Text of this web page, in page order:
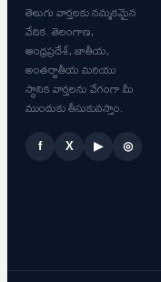
తెలుగు వార్తలకు నమ్మకమైన
వేదిక. తెలంగాణ,
ఆంధ్రప్రదేశ్, జాతీయ,
అంతర్జాతీయ మరియు
స్థానిక వార్తలను వేగంగా మీ
ముందుకు తీసుకువస్తాం.
f X ▶ ◎